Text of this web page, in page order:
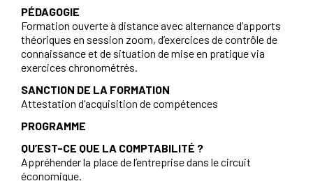
PÉDAGOGIE
Formation ouverte à distance avec alternance d’apports
théoriques en session zoom, d’exercices de contrôle de
connaissance et de situation de mise en pratique via
exercices chronométrés.
SANCTION DE LA FORMATION
Attestation d’acquisition de compétences
PROGRAMME
QU’EST-CE QUE LA COMPTABILITÉ ?
Appréhender la place de l’entreprise dans le circuit
économique.